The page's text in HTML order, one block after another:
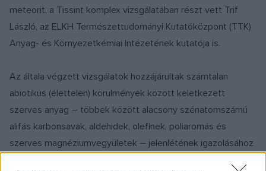
meteorit, a Tissint komplex vizsgálatában részt vett Trif
László, az ELKH Természettudományi Kutatóközpont (TTK)
Anyag- és Környezetkémiai Intézetének kutatója is.
Az általa végzett vizsgálatok hozzájárultak számtalan
abiotikus (élettelen) körülmények között keletkezett
szerves anyag – többek között alacsony szénatomszámú
alifás karbonsavak, aldehidek, olefinek, poliaromás és
szerves magnéziumvegyületek – jelenlétének igazolásához